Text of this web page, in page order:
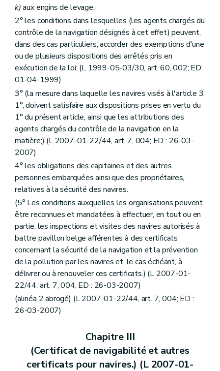
k)aux engins de levage;
2° les conditions dans lesquelles (les agents chargés du
contrôle de la navigation désignés à cet effet) peuvent,
dans des cas particuliers, accorder des exemptions d'une
ou de plusieurs dispositions des arrêtés pris en
exécution de la loi; (L 1999-05-03/30, art. 60, 002; ED:
01-04-1999)
3° (la mesure dans laquelle les navires visés à l'article 3,
1°, doivent satisfaire aux dispositions prises en vertu du
1° du présent article, ainsi que les attributions des
agents chargés du contrôle de la navigation en la
matière;) (L 2007-01-22/44, art. 7, 004; ED : 26-03-
2007)
4° les obligations des capitaines et des autres
personnes embarquées ainsi que des propriétaires,
relatives à la sécurité des navires.
(5° Les conditions auxquelles les organisations peuvent
être reconnues et mandatées à effectuer, en tout ou en
partie, les inspections et visites des navires autorisés à
battre pavillon belge afférentes à des certificats
concernant la sécurité de la navigation et la prévention
de la pollution par les navires et, le cas échéant, à
délivrer ou à renouveler ces certificats.) (L 2007-01-
22/44, art. 7, 004; ED : 26-03-2007)
(alinéa 2 abrogé) (L 2007-01-22/44, art. 7, 004; ED :
26-03-2007)
Chapitre III
(Certificat de navigabilité et autres
certificats pour navires.) (L 2007-01-